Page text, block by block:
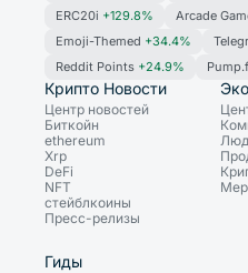
ERC20i +129.8% Arcade
Emoji-Themed +34.4%
Reddit Points +24.9%
Крипто Новости
Центр новостей
Биткойн
ethereum
Xrp
DeFi
NFT
стейблкоины
Пресс-релизы
Гиды